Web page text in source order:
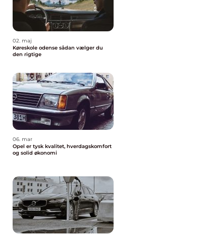
02. maj
Køreskole odense sådan vælger du
den rigtige
06. mar
Opel er tysk kvalitet, hverdagskomfort
og solid økonomi